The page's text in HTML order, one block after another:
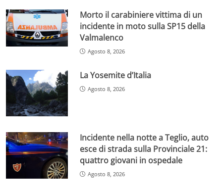
Morto il carabiniere vittima di un
incidente in moto sulla SP15 della
Valmalenco
Agosto 8, 2026
La Yosemite d’Italia
Agosto 8, 2026
Incidente nella notte a Teglio, auto
esce di strada sulla Provinciale 21:
quattro giovani in ospedale
Agosto 8, 2026